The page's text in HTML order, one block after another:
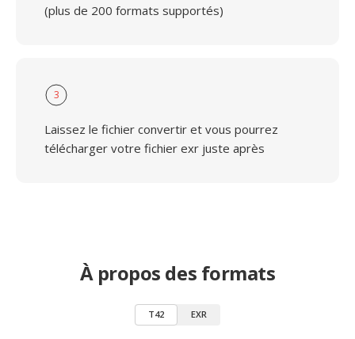
(plus de 200 formats supportés)
3
Laissez le fichier convertir et vous pourrez
télécharger votre fichier exr juste après
À propos des formats
T42 EXR